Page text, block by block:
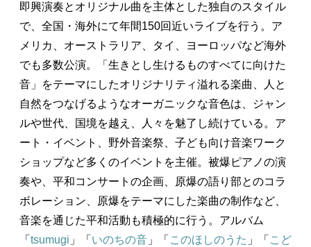
即興演奏とオリジナル曲を主体とした独自のスタイル
で、全国・海外にて年間150回近いライブを行う。ア
メリカ、オーストラリア、タイ、ヨーロッパなど海外
でも多数公演。「生きとし生けるものすべてに向けた
音」をテーマにしたオリジナリティ溢れる楽曲、人と
自然をつなげるようなオーガニックな音色は、ジャン
ルや世代、国境を越え、人々を魅了し続けている。ア
ート・イベント、野外音楽祭、子ども向け音楽ワーク
ショップなど多くのイベントを主催。被爆ピアノの演
奏や、平和コンサートの企画、原爆の語り部とのコラ
ボレーション、原爆をテーマにした楽曲の制作など、
音楽を通じた平和活動も積極的に行う。アルバム
「 tsumugi 」「 いのちの音 」「 このほしのうた 」「 こど